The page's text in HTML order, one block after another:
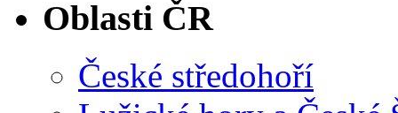
Oblasti ČR
České středohoří